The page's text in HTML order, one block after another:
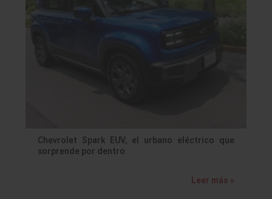
Chevrolet Spark EUV, el urbano eléctrico que
sorprende por dentro
Leer más »